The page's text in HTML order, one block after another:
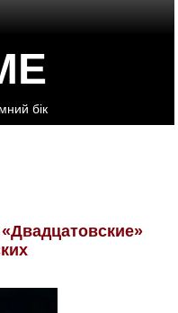
бік